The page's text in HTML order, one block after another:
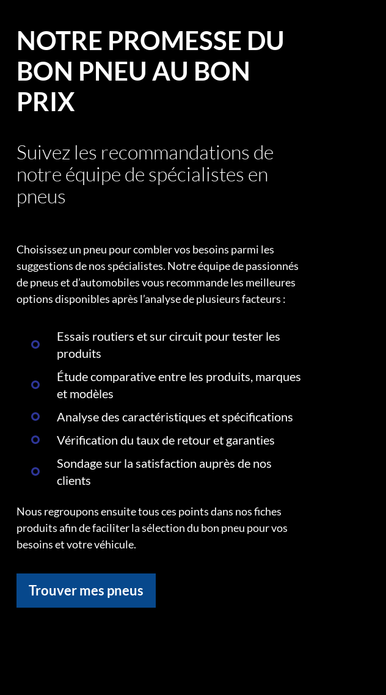
NOTRE PROMESSE DU
BON PNEU AU BON
PRIX
Suivez les recommandations de
notre équipe de spécialistes en
pneus
Choisissez un pneu pour combler vos besoins parmi les
suggestions de nos spécialistes. Notre équipe de passionnés
de pneus et d’automobiles vous recommande les meilleures
options disponibles après l’analyse de plusieurs facteurs :
Essais routiers et sur circuit pour tester les
produits
Étude comparative entre les produits, marques
et modèles
Analyse des caractéristiques et spécifications
Vérification du taux de retour et garanties
Sondage sur la satisfaction auprès de nos
clients
Nous regroupons ensuite tous ces points dans nos fiches
produits afin de faciliter la sélection du bon pneu pour vos
besoins et votre véhicule.
Trouver mes pneus